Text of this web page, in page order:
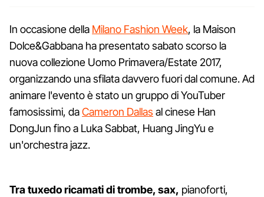
In occasione della Milano Fashion Week, la Maison
Dolce&Gabbana ha presentato sabato scorso la
nuova collezione Uomo Primavera/Estate 2017,
organizzando una sfilata davvero fuori dal comune. Ad
animare l'evento è stato un gruppo di YouTuber
famosissimi, daCameron Dallas al cinese Han
DongJun fino a Luka Sabbat, Huang JingYu e
un'orchestra jazz.
Tra tuxedo ricamati di trombe, sax, pianoforti,